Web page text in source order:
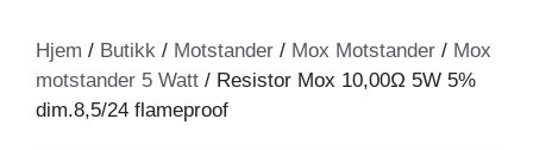
Hjem / Butikk / Motstander / Mox Motstander / Mox
motstander 5 Watt / Resistor Mox 10,00Ω 5W 5%
dim.8,5/24 flameproof